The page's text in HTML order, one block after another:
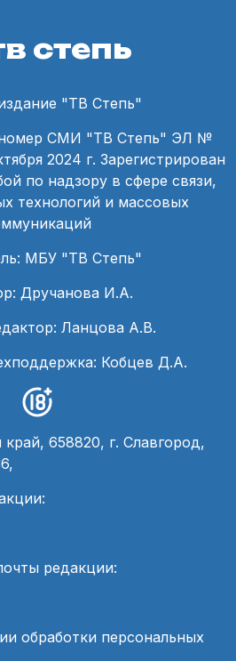
степь
"ТВ Степь"
номер СМИ "ТВ Степь" ЭЛ №
2024 г. Зарегистрирован
по надзору в сфере связи,
технологий и массовых
МБУ "ТВ Степь"
Дручанова И.А.
Ланцова А.В.
Кобцев Д.А.
658820, г. Славгород,
редакции:
обработки персональных